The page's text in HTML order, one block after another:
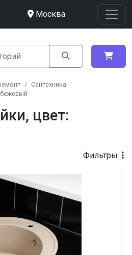
Москва
Сантехника
цвет:
Фильтры